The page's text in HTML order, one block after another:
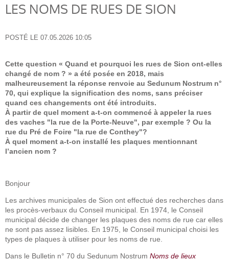
LES NOMS DE RUES DE SION
POSTÉ LE 07.05.2026 10:05
Cette question « Quand et pourquoi les rues de Sion ont-elles
changé de nom ? » a été posée en 2018, mais
malheureusement la réponse renvoie au Sedunum Nostrum n°
70, qui explique la signification des noms, sans préciser
quand ces changements ont été introduits.
À partir de quel moment a-t-on commencé à appeler la rues
des vaches "la rue de la Porte-Neuve", par exemple ? Ou la
rue du Pré de Foire "la rue de Conthey"?
À quel moment a-t-on installé les plaques mentionnant
l’ancien nom ?
Bonjour
Les archives municipales de Sion ont effectué des recherches dans
les procès-verbaux du Conseil municipal. En 1974, le Conseil
municipal décide de changer les plaques des noms de rue car elles
ne sont pas assez lisibles. En 1975, le Conseil municipal choisi les
types de plaques à utiliser pour les noms de rue.
Dans le Bulletin n° 70 du Sedunum Nostrum Noms de lieux